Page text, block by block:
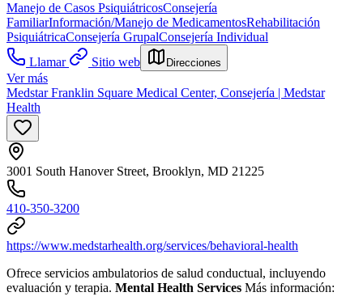
Manejo de Casos PsiquiátricosConsejería
FamiliarInformación/Manejo de MedicamentosRehabilitación
PsiquiátricaConsejería GrupalConsejería Individual
Llamar
Sitio web Direcciones
Ver más
Medstar Franklin Square Medical Center, Consejería | Medstar
Health
3001 South Hanover Street, Brooklyn, MD 21225
410-350-3200
https://www.medstarhealth.org/services/behavioral-health
Ofrece servicios ambulatorios de salud conductual, incluyendo
evaluación y terapia. Mental Health Services Más información: